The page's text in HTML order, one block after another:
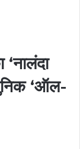
‘ऑल-